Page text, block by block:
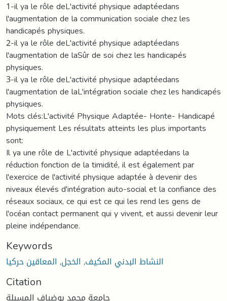
1-il ya le rôle deL'activité physique adaptéedans
l'augmentation de la communication sociale chez les
handicapés physiques.
2-il ya le rôle deL'activité physique adaptéedans
l'augmentation de laSûr de soi chez les handicapés
physiques.
3-il ya le rôle deL'activité physique adaptéedans
l'augmentation de laL'intégration sociale chez les handicapés
physiques.
Mots clés:L'activité Physique Adaptée- Honte- Handicapé
physiquement Les résultats atteints les plus importants
sont:
Il ya une rôle de L'activité physique adaptéedans la
réduction fonction de la timidité, il est également par
l'exercice de l'activité physique adaptée à devenir des
niveaux élevés d'intégration auto-social et la confiance des
réseaux sociaux, ce qui est ce qui les rend les gens de
l'océan contact permanent qui y vivent, et aussi devenir leur
pleine indépendance.
Keywords
النشاط البدني المكيف, الخجل, المعاقين حركيا
Citation
جامعة محمد بوضياف المسيلة